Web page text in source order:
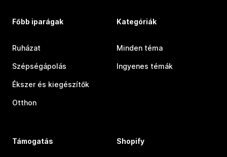
Főbb iparágak
Ruházat
Szépségápolás
Ékszer és kiegészítők
Otthon
Kategóriák
Minden téma
Ingyenes témák
Támogatás Shopify